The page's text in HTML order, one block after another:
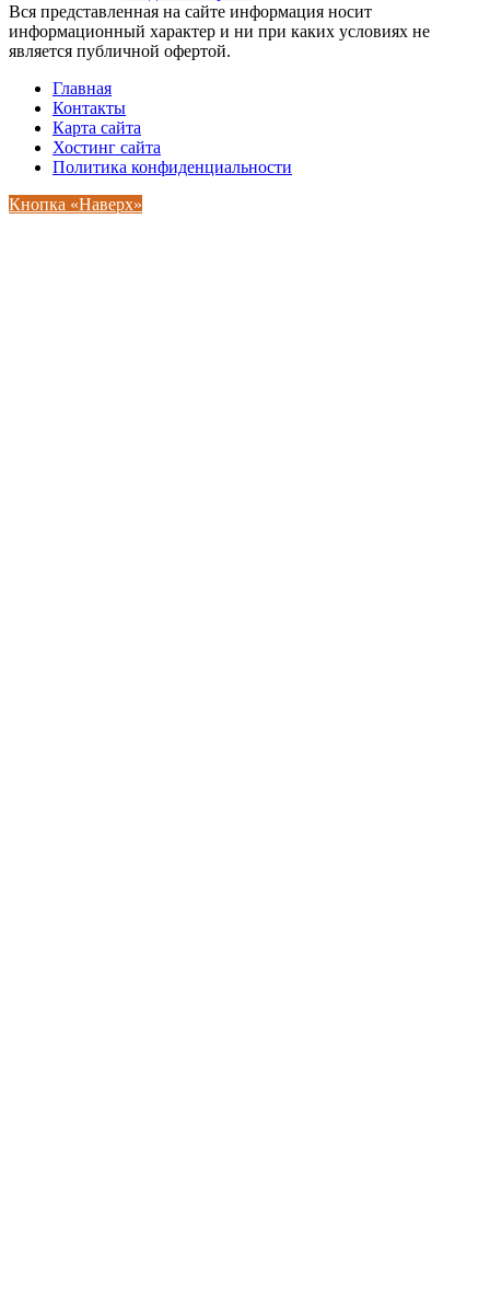
Вся представленная на сайте информация носит
информационный характер и ни при каких условиях не
является публичной офертой.
Главная
Контакты
Карта сайта
Хостинг сайта
Политика конфиденциальности
Кнопка «Наверх»